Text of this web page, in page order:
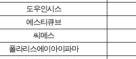
도우인시스
에스티큐브
씨메스
폴라리스에이아이파마